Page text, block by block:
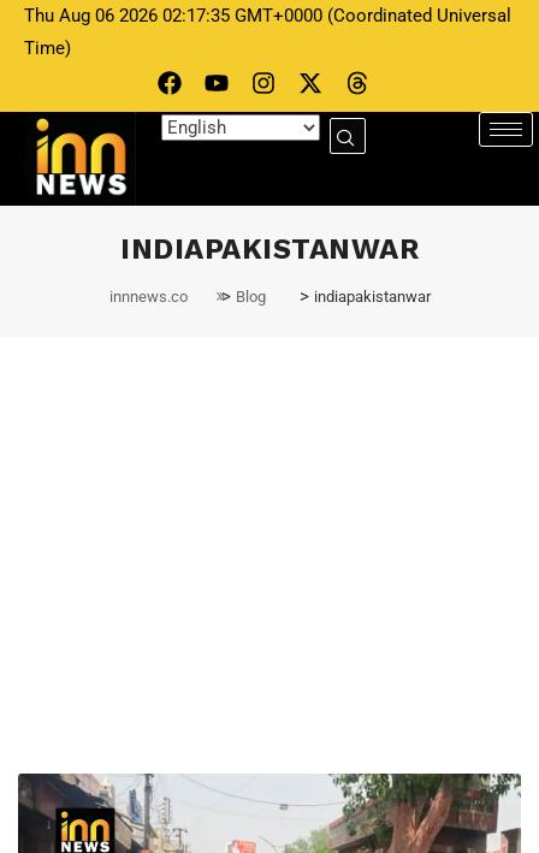
Thu Aug 06 2026 02:17:35 GMT+0000 (Coordinated Universal
Time)
INDIAPAKISTANWAR
innnews.co > Blog > indiapakistanwar
EDITOR INN
बृजभूषण शरण सिंह ने पाकिस्तान के खिलाफ कड़ा